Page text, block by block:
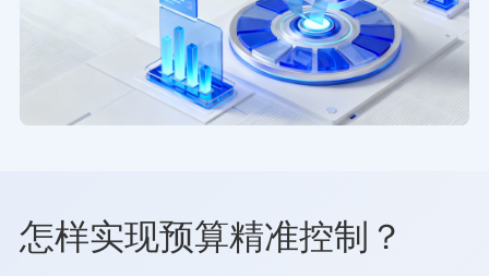
怎样实现预算精准控制？